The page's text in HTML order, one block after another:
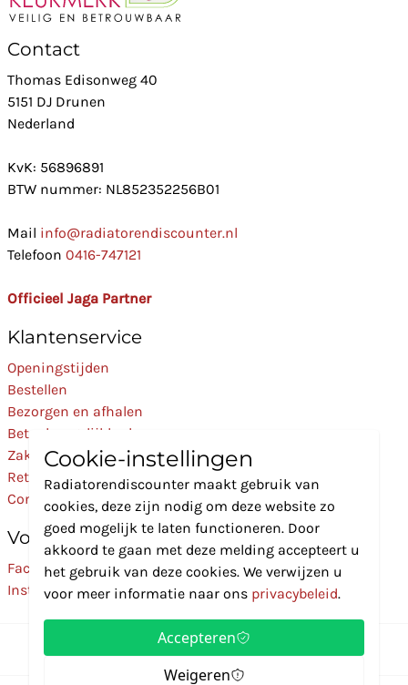
Contact
Thomas Edisonweg 40
5151 DJ Drunen
Nederland
KvK: 56896891
BTW nummer: NL852352256B01
Mail info@radiatorendiscounter.nl
Telefoon 0416-747121
Officieel Jaga Partner
Klantenservice
Openingstijden
Bestellen
Bezorgen en afhalen
Betaalmogelijkheden
Zakelijk
Retourneren
Contact
Volg Ons
Facebook
Instagram
Cookie-instellingen
Radiatorendiscounter maakt gebruik van
cookies, deze zijn nodig om deze website zo
goed mogelijk te laten functioneren. Door
akkoord te gaan met deze melding accepteert u
het gebruik van deze cookies. We verwijzen u
voor meer informatie naar ons privacybeleid.
Accepteren
Weigeren